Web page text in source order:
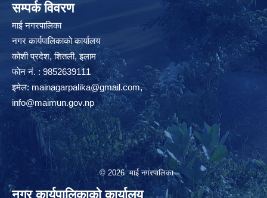
सम्पर्क विवरण
माई नगरपालिका
नगर कार्यपालिकाको कार्यालय
कोशी प्रदेश, शितली, इलाम
फोन नं. : 9852639111
इमेल:mainagarpalika@gmail.com,
info@maimun.gov.np
© 2026 माई नगरपालिका
नगर कार्यपालिकाको कार्यालय